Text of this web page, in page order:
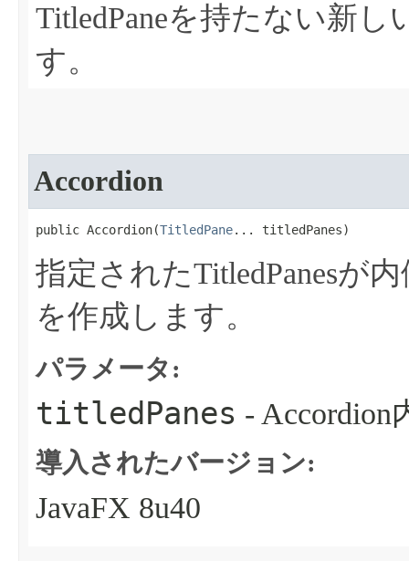
TitledPaneを持たない新
す。
Accordion
public Accordion​(TitledPane... titledPanes)
指定されたTitledPanesが
を作成します。
パラメータ:
titledPanes - Accordion
導入されたバージョン:
JavaFX 8u40